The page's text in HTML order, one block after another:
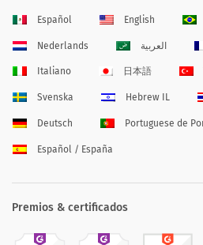
Español English
Nederlands العربية
Italiano 日本語
Svenska Hebrew IL
Deutsch Portuguese de
Español / España
Premios & certificados